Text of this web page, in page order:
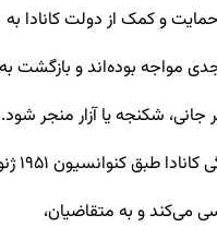
و کمک از دولت کانادا به
مواجه بوده‌اند و بازگشت به
شکنجه یا آزار منجر شود.
کانادا این حمایت را تخت عنوان پناهندگی کانادا طبق کنوانسیون ۱۹۵۱ ژنو